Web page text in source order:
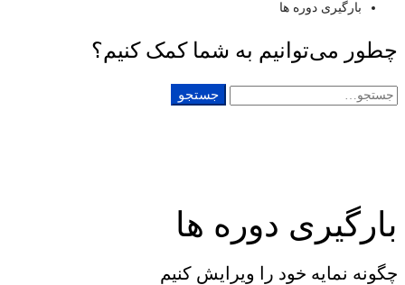
بارگیری دوره ها
چطور می‌توانیم به شما کمک کنیم؟
جستجو
جستجو
بارگیری دوره ها
چگونه نمایه خود را ویرایش کنیم